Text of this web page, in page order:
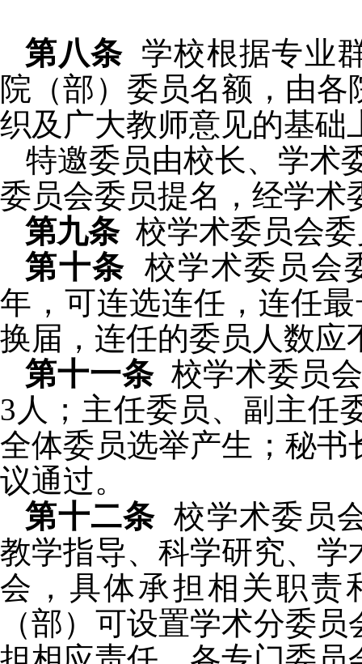
第八条 学校根据专业
院（部）委员名额，由
织及广大教师意见的基础
特邀委员由校长、学术
委员会委员提名，经学术
第九条 校学术委员会
第十条 校学术委员会
年，可连选连任，连任
换届，连任的委员人数应
第十一条 校学术委员
3 人；主任委员、副主任
全体委员选举产生；秘
议通过。
第十二条 校学术委员
教学指导、科学研究、
会，具体承担相关职责
（部）可设置学术分委